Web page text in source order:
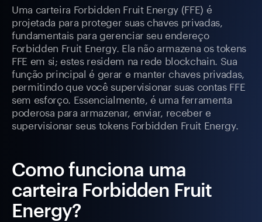
Uma carteira Forbidden Fruit Energy (FFE) é
projetada para proteger suas chaves privadas,
fundamentais para gerenciar seu endereço
Forbidden Fruit Energy. Ela não armazena os tokens
FFE em si; estes residem na rede blockchain. Sua
função principal é gerar e manter chaves privadas,
permitindo que você supervisionar suas contas FFE
sem esforço. Essencialmente, é uma ferramenta
poderosa para armazenar, enviar, receber e
supervisionar seus tokens Forbidden Fruit Energy.
Como funciona uma
carteira Forbidden Fruit
Energy?